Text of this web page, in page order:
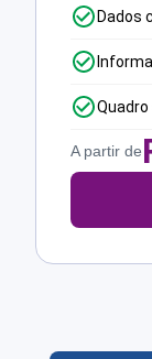
Dados
A partir de